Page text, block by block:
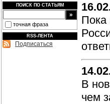
ПОИСК ПО СТАТЬЯМ
точная фраза
RSS-ЛЕНТА
Подписаться
Пока
В
чем